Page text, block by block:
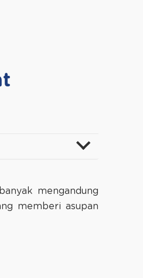
mengandung
memberi asupan